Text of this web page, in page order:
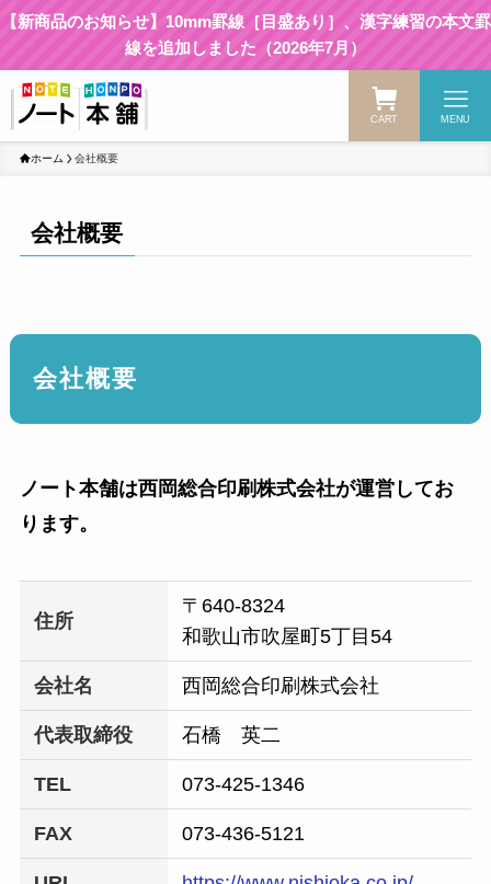
【新商品のお知らせ】10mm罫線［目盛あり］、漢字練習の本文罫
線を追加しました（2026年7月）
CART MENU
ホーム 会社概要
会社概要
会社概要
ノート本舗は西岡総合印刷株式会社が運営してお
ります。
住所
〒640-8324
和歌山市吹屋町5丁目54
会社名 西岡総合印刷株式会社
代表取締役 石橋 英二
TEL 073-425-1346
FAX 073-436-5121